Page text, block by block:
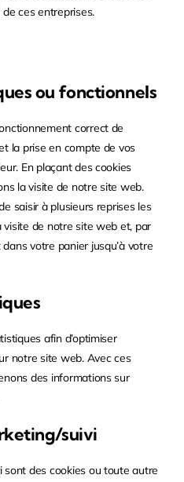
ces entreprises.
ou fonctionnels
correct de
la prise en compte de vos
En plaçant des cookies
la visite de notre site web.
saisir à plusieurs reprises les
de notre site web et, par
votre panier jusqu’à votre
afin d’optimiser
notre site web. Avec ces
des informations sur
suivi
sont des cookies ou toute autre